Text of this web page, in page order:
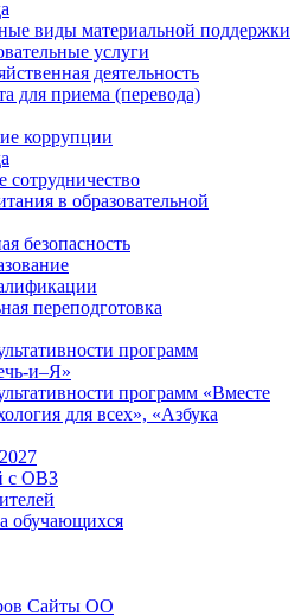
виды материальной поддержки
услуги
деятельность
для приема (перевода)
коррупции
в образовательной
безопасность
переподготовка
программ
и–Я»
программ «Вместе
для всех», «Азбука
с ОВЗ
обучающихся
Сайты ОО